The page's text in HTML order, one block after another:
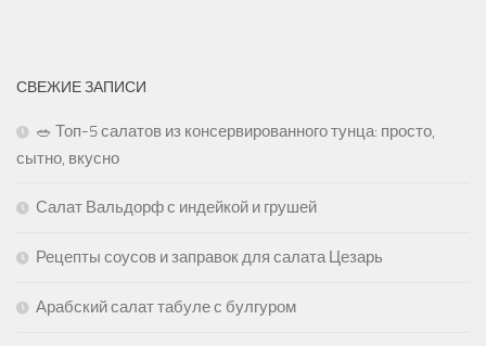
СВЕЖИЕ ЗАПИСИ
🥗 Топ-5 салатов из консервированного тунца: просто,
сытно, вкусно
Салат Вальдорф с индейкой и грушей
Рецепты соусов и заправок для салата Цезарь
Арабский салат табуле с булгуром